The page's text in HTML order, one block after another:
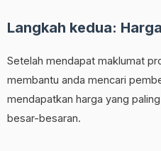
Langkah kedua:
Setelah mendapat maklumat
membantu anda mencari
mendapatkan harga yang
besar-besaran.